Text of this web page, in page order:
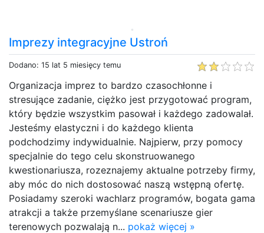
Imprezy integracyjne Ustroń
Dodano: 15 lat 5 miesięcy temu
Organizacja imprez to bardzo czasochłonne i
stresujące zadanie, ciężko jest przygotować program,
który będzie wszystkim pasował i każdego zadowalał.
Jesteśmy elastyczni i do każdego klienta
podchodzimy indywidualnie. Najpierw, przy pomocy
specjalnie do tego celu skonstruowanego
kwestionariusza, rozeznajemy aktualne potrzeby firmy,
aby móc do nich dostosować naszą wstępną ofertę.
Posiadamy szeroki wachlarz programów, bogata gama
atrakcji a także przemyślane scenariusze gier
terenowych pozwalają n... pokaż więcej »